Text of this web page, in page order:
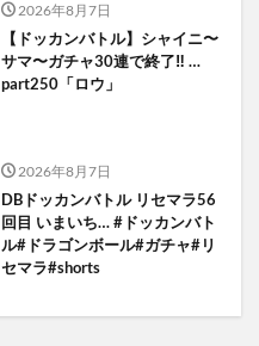
2026年8月7日
【ドッカンバトル】シャイニ〜
サマ〜ガチャ30連で終了‼︎ …
part250「ロウ」
2026年8月7日
DBドッカンバトル リセマラ56
回目 いまいち… #ドッカンバト
ル#ドラゴンボール#ガチャ#リ
セマラ#shorts